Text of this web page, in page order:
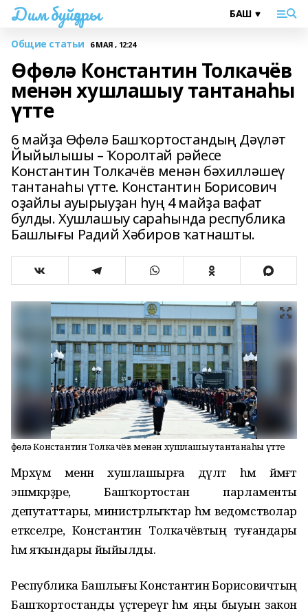
Дим буйҙары
Общие статьи 6 МАЯ , 12:24
Өфөлә Константин Толкачёв
менән хушлашыу тантанаһы
үтте
6 майҙа Өфөлә Башҡортостандың Дәүләт
Йыйылышы – Ҡоролтай рәйесе
Константин Толкачёв менән бәхилләшеү
тантанаһы үтте. Константин Борисович
оҙайлы ауырыуҙан һуң 4 майҙа вафат
булды. Хушлашыу сараһында республика
Башлығы Радий Хәбиров ҡатнашты.
Өфөлә Константин Толкачёв менән хушлашыу тантанаһы үтте
Мәрхүм менән хушлашырға дәүләт һәм йәмәғәт
эшмәкәрҙәре, Башҡортостан парламенты
депутаттары, министрлыҡтар һәм ведомстволар
етәкселәре, Константин Толкачёвтың туғандары
һәм яҡындары йыйылды.
Республика Башлығы Константин Борисовичтың
Башҡортостанды үҫтереүгә һәм яңы быуын закон